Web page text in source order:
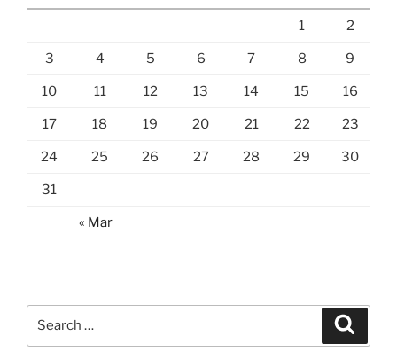
1 2
3 4 5 6 7 8 9
10 11 12 13 14 15 16
17 18 19 20 21 22 23
24 25 26 27 28 29 30
31
« Mar